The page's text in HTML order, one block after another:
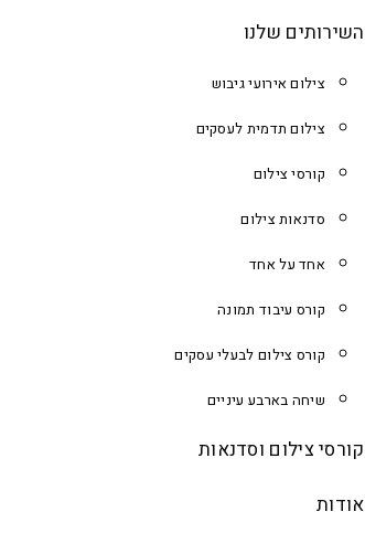
השירותים שלנו
צילום אירועי גיבוש
צילום תדמית לעסקים
קורסי צילום
סדנאות צילום
אחד על אחד
קורס עיבוד תמונה
קורס צילום לבעלי עסקים
שיחה בארבע עיניים
קורסי צילום וסדנאות
אודות